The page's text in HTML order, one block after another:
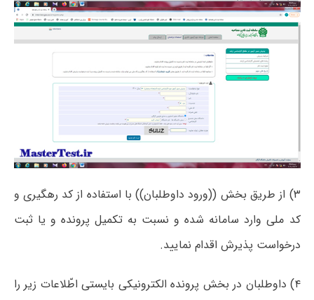
۳) از طریق بخش ((ورود داوطلبان)) با استفاده از کد رهگیری و
کد ملی وارد سامانه شده و نسبت به تکمیل پرونده و یا ثبت
درخواست پذیرش اقدام نمایید.
۴) داوطلبان در بخش پرونده الکترونیکی بایستی اطّلاعات زیر را